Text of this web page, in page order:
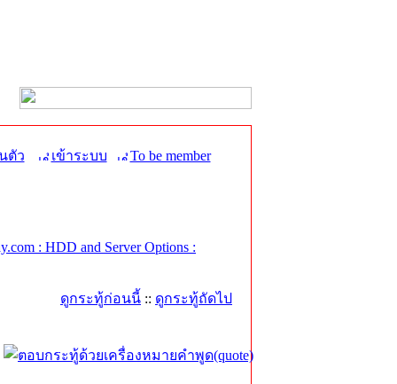
ตัว เข้าระบบ To be member
: HDD and Server Options :
ดูกระทู้ก่อนนี้ :: ดูกระทู้ถัดไป